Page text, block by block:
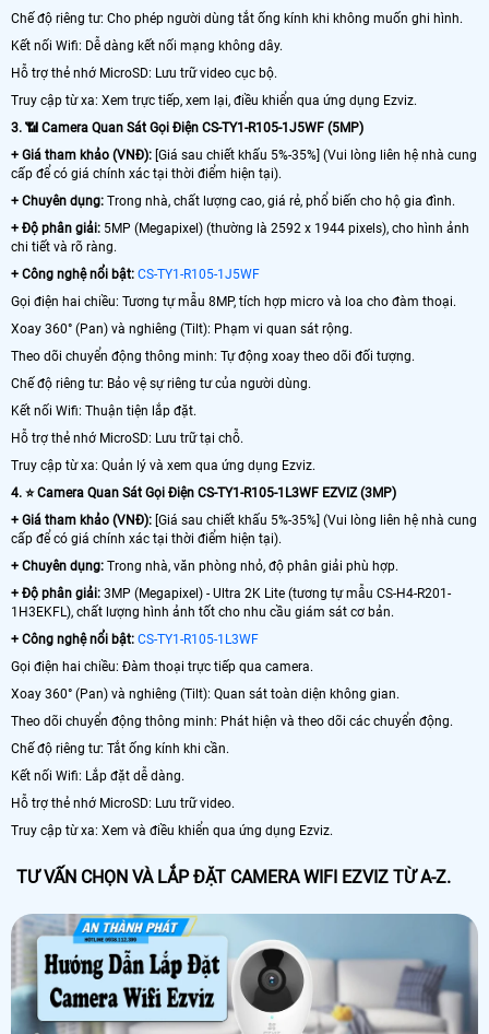
Chế độ riêng tư: Cho phép người dùng tắt ống kính khi không muốn ghi hình.
Kết nối Wifi: Dễ dàng kết nối mạng không dây.
Hỗ trợ thẻ nhớ MicroSD: Lưu trữ video cục bộ.
Truy cập từ xa: Xem trực tiếp, xem lại, điều khiển qua ứng dụng Ezviz.
3. 📶 Camera Quan Sát Gọi Điện CS-TY1-R105-1J5WF (5MP)
+ Giá tham khảo (VNĐ): [Giá sau chiết khấu 5%-35%] (Vui lòng liên hệ nhà cung
cấp để có giá chính xác tại thời điểm hiện tại).
+ Chuyên dụng: Trong nhà, chất lượng cao, giá rẻ, phổ biến cho hộ gia đình.
+ Độ phân giải: 5MP (Megapixel) (thường là 2592 x 1944 pixels), cho hình ảnh
chi tiết và rõ ràng.
+ Công nghệ nổi bật: CS-TY1-R105-1J5WF
Gọi điện hai chiều: Tương tự mẫu 8MP, tích hợp micro và loa cho đàm thoại.
Xoay 360° (Pan) và nghiêng (Tilt): Phạm vi quan sát rộng.
Theo dõi chuyển động thông minh: Tự động xoay theo dõi đối tượng.
Chế độ riêng tư: Bảo vệ sự riêng tư của người dùng.
Kết nối Wifi: Thuận tiện lắp đặt.
Hỗ trợ thẻ nhớ MicroSD: Lưu trữ tại chỗ.
Truy cập từ xa: Quản lý và xem qua ứng dụng Ezviz.
4. ⭐ Camera Quan Sát Gọi Điện CS-TY1-R105-1L3WF EZVIZ (3MP)
+ Giá tham khảo (VNĐ): [Giá sau chiết khấu 5%-35%] (Vui lòng liên hệ nhà cung
cấp để có giá chính xác tại thời điểm hiện tại).
+ Chuyên dụng: Trong nhà, văn phòng nhỏ, độ phân giải phù hợp.
+ Độ phân giải: 3MP (Megapixel) - Ultra 2K Lite (tương tự mẫu CS-H4-R201-
1H3EKFL), chất lượng hình ảnh tốt cho nhu cầu giám sát cơ bản.
+ Công nghệ nổi bật: CS-TY1-R105-1L3WF
Gọi điện hai chiều: Đàm thoại trực tiếp qua camera.
Xoay 360° (Pan) và nghiêng (Tilt): Quan sát toàn diện không gian.
Theo dõi chuyển động thông minh: Phát hiện và theo dõi các chuyển động.
Chế độ riêng tư: Tắt ống kính khi cần.
Kết nối Wifi: Lắp đặt dễ dàng.
Hỗ trợ thẻ nhớ MicroSD: Lưu trữ video.
Truy cập từ xa: Xem và điều khiển qua ứng dụng Ezviz.
TƯ VẤN CHỌN VÀ LẮP ĐẶT CAMERA WIFI EZVIZ TỪ A-Z.